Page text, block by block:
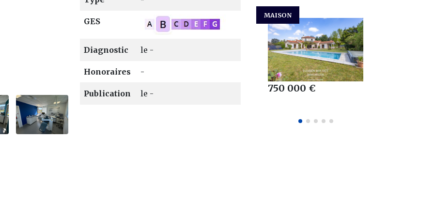
GES
Diagnostic le -
Honoraires -
Publication le -
MAISON
750 000 €
APPARTEMENT
149 000 €